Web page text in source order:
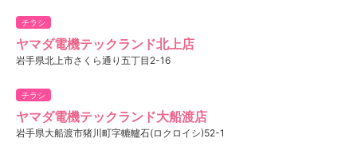
チラシ
ヤマダ電機テックランド北上店
岩手県北上市さくら通り五丁目2-16
チラシ
ヤマダ電機テックランド大船渡店
岩手県大船渡市猪川町字轆轤石(ロクロイシ)52-1